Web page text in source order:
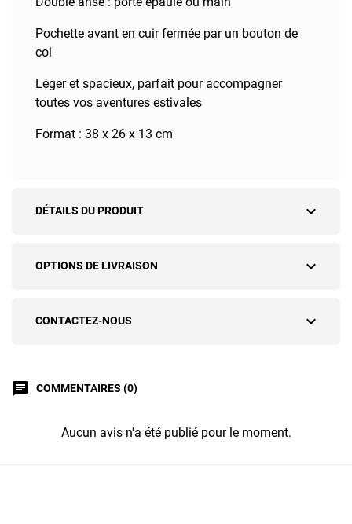
Pochette avant en cuir fermée par un bouton de
col
Léger et spacieux, parfait pour accompagner
toutes vos aventures estivales
Format : 38 x 26 x 13 cm
expand_more
DÉTAILS DU PRODUIT
expand_more
OPTIONS DE LIVRAISON
expand_more
CONTACTEZ-NOUS
chat COMMENTAIRES (0)
Aucun avis n'a été publié pour le moment.